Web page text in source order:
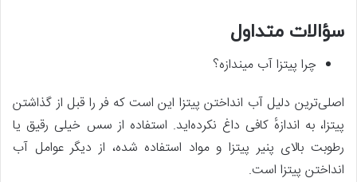
سؤالات متداول
چرا پیتزا آب میندازه؟
اصلی‌ترین دلیل آب انداختن پیتزا این است که فر را قبل از گذاشتن
پیتزا، به اندازهٔ کافی داغ نکرده‌اید. استفاده از سس خیلی رقیق یا
رطوبت بالای پنیر پیتزا و مواد استفاده شده، از دیگر عوامل آب
انداختن پیتزا است.